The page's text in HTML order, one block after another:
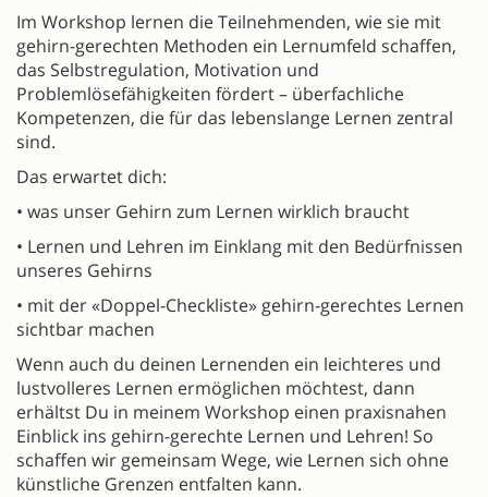
Im Workshop lernen die Teilnehmenden, wie sie mit
gehirn-gerechten Methoden ein Lernumfeld schaffen,
das Selbstregulation, Motivation und
Problemlösefähigkeiten fördert – überfachliche
Kompetenzen, die für das lebenslange Lernen zentral
sind.
Das erwartet dich:
• was unser Gehirn zum Lernen wirklich braucht
• Lernen und Lehren im Einklang mit den Bedürfnissen
unseres Gehirns
• mit der «Doppel-Checkliste» gehirn-gerechtes Lernen
sichtbar machen
Wenn auch du deinen Lernenden ein leichteres und
lustvolleres Lernen ermöglichen möchtest, dann
erhältst Du in meinem Workshop einen praxisnahen
Einblick ins gehirn-gerechte Lernen und Lehren! So
schaffen wir gemeinsam Wege, wie Lernen sich ohne
künstliche Grenzen entfalten kann.